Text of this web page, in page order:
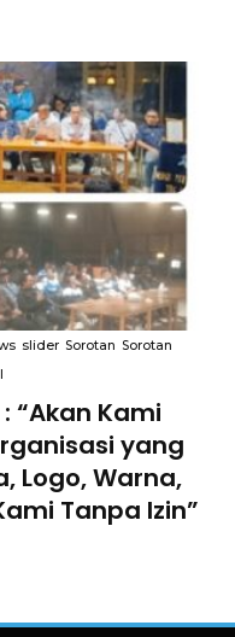
slider Sorotan Sorotan
“Akan Kami
yang
Logo, Warna,
Tanpa Izin”